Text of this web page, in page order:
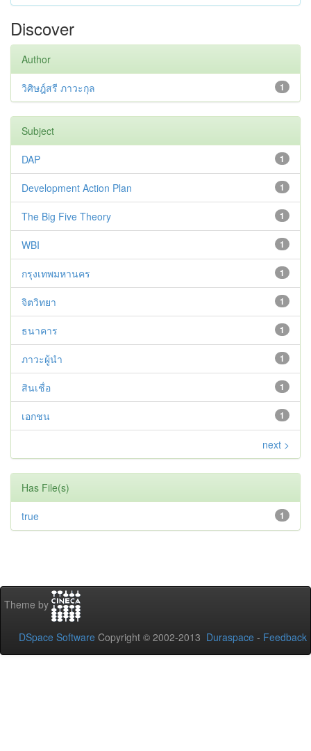
Discover
Author
1
วิศิษฎ์สรี ภาวะกุล
Subject
1
DAP
1
Development Action Plan
1
The Big Five Theory
1
WBI
1
กรุงเทพมหานคร
1
จิตวิทยา
1
ธนาคาร
1
ภาวะผู้นำ
1
สินเชื่อ
1
เอกชน
next >
Has File(s)
1
true
Theme by
DSpace Software Copyright © 2002-2013 Duraspace - Feedback